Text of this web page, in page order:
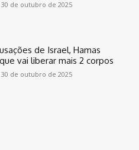
30 de outubro de 2025
de Israel, Hamas
vai liberar mais 2 corpos
30 de outubro de 2025